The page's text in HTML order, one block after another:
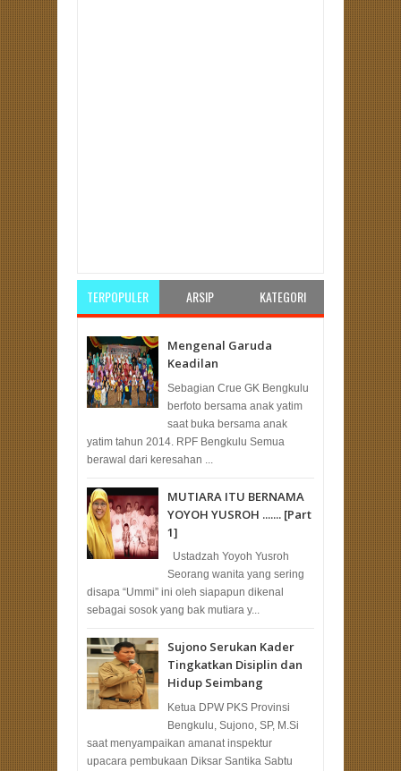
TERPOPULER ARSIP KATEGORI
Mengenal Garuda
Keadilan
Sebagian Crue GK Bengkulu
berfoto bersama anak yatim
saat buka bersama anak
yatim tahun 2014. RPF Bengkulu Semua
berawal dari keresahan ...
MUTIARA ITU BERNAMA
YOYOH YUSROH ....... [Part
1]
Ustadzah Yoyoh Yusroh
Seorang wanita yang sering
disapa “Ummi” ini oleh siapapun dikenal
sebagai sosok yang bak mutiara y...
Sujono Serukan Kader
Tingkatkan Disiplin dan
Hidup Seimbang
Ketua DPW PKS Provinsi
Bengkulu, Sujono, SP, M.Si
saat menyampaikan amanat inspektur
upacara pembukaan Diksar Santika Sabtu